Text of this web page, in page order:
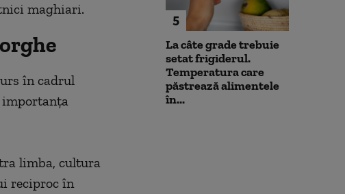
maghiari.
în cadrul
limba, cultura
reciproc în
5
La câte grade trebuie
setat frigiderul.
Temperatura care
păstrează alimentele
în...